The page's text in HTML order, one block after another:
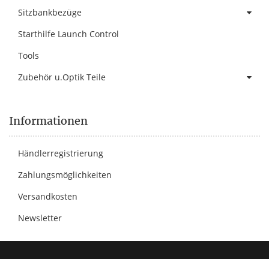
Sitzbankbezüge
Starthilfe Launch Control
Tools
Zubehör u.Optik Teile
Informationen
Händlerregistrierung
Zahlungsmöglichkeiten
Versandkosten
Newsletter